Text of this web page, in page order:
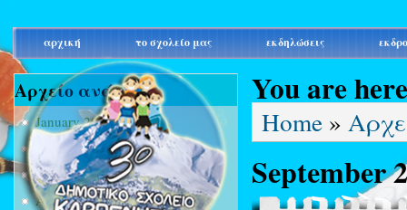
main_menu
αρχική το σχολείο μας εκδηλώσεις
Αρχείο ανά μήνα
January 2015(3)
February 2015(9)
March 2015(34)
April 2015(15)
You are here
Home »
September